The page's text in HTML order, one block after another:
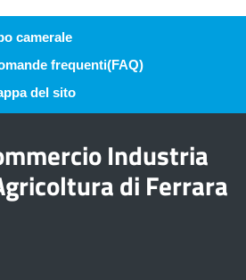
pagina
camerale
frequenti(FAQ)
del sito
Industria
di Ferrara